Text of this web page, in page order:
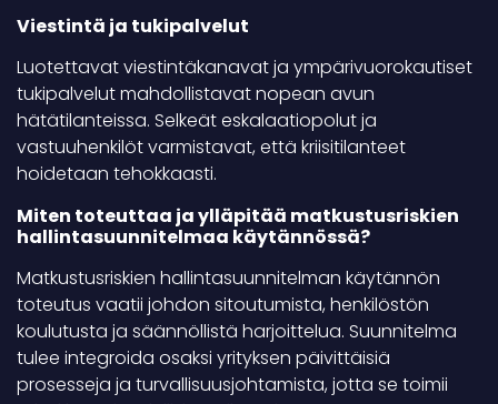
Viestintä ja tukipalvelut
Luotettavat viestintäkanavat ja ympärivuorokautiset
tukipalvelut mahdollistavat nopean avun
hätätilanteissa. Selkeät eskalaatiopolut ja
vastuuhenkilöt varmistavat, että kriisitilanteet
hoidetaan tehokkaasti.
Miten toteuttaa ja ylläpitää matkustusriskien
hallintasuunnitelmaa käytännössä?
Matkustusriskien hallintasuunnitelman käytännön
toteutus vaatii johdon sitoutumista, henkilöstön
koulutusta ja säännöllistä harjoittelua. Suunnitelma
tulee integroida osaksi yrityksen päivittäisiä
prosesseja ja turvallisuusjohtamista, jotta se toimii